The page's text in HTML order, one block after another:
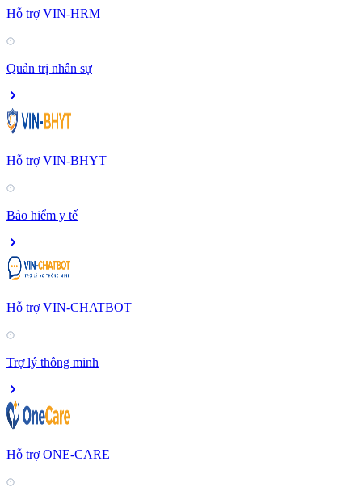
Hỗ trợ VIN-HRM
Quản trị nhân sự
Hỗ trợ VIN-BHYT
Bảo hiểm y tế
Hỗ trợ VIN-CHATBOT
Trợ lý thông minh
Hỗ trợ ONE-CARE